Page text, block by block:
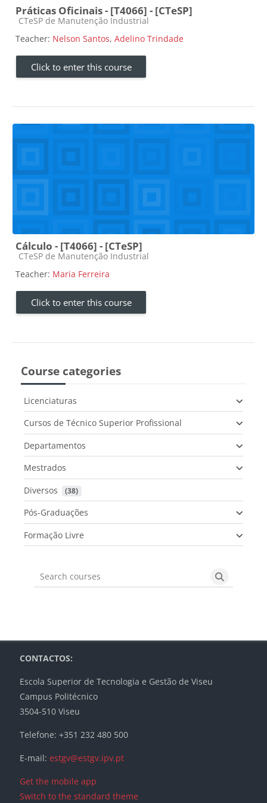
Práticas Oficinais - [T4066] - [CTeSP]
Course category
CTeSP de Manutenção Industrial
Teacher: Nelson Santos, Adelino Trindade
Click to enter this course
Cálculo - [T4066] - [CTeSP]
Course category
CTeSP de Manutenção Industrial
Teacher: Maria Ferreira
Click to enter this course
Course categories
Licenciaturas
Cursos de Técnico Superior Profissional
Departamentos
Mestrados
Diversos
(38)
Pós-Graduações
Formação Livre
Search courses Search
Blocks
Blocks
Blocks
Blocks
CONTACTOS:
Escola Superior de Tecnologia e Gestão de Viseu
Campus Politécnico
3504-510 Viseu
Telefone: +351 232 480 500
E-mail: estgv@estgv.ipv.pt
Get the mobile app
Switch to the standard theme